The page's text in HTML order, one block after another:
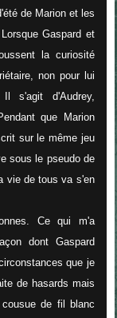
de Marion et les
Gaspard et
la curiosité
non pour lui
s'agit d'Audrey,
que Marion
sur le même jeu
sous le pseudo de
vie de tous va s'en
Ce qui m'a
dont Gaspard
que je
de hasards mais
de fil blanc